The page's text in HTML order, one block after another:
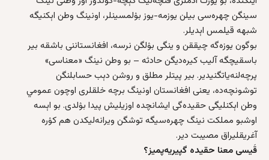
سینگن چهره‌سی بیلن یوزمه-یوز بۉلمسینلر، اونینگ وطن اېکنیگه
شبهه‌ قیلمس اېدیلر.
بوگون یوزه‌گه چیققن و ینگی بۉلگن نرسه‌، افغانستاننی باشقه‌ بیر
باسقیچگه آلیب کیره‌دیگن حادثه‌ – بو وطن نینگ «معناسی»
پرچه‌لنه‌یاتگنیدیر. بیر پیتلر مطلق و روشن دېب حسابلنگن
توشونچه‌ده، یعنی افغانستان اونینگ برچه‌ خلقلری اوچون عمومي
وطن اېکنلیگی حقیده‌گی ایشانچده اوزیلیش پیدا بۉلدی. بو اېسه
اوشبو مملکت نینگ چهره‌سیگه توشگن ویرانه‌لیکدن هم کۉره‌
آغریقلیراق مصیبت دیر.
قَیسی معنا حقیده گپیریه‌پمیز؟